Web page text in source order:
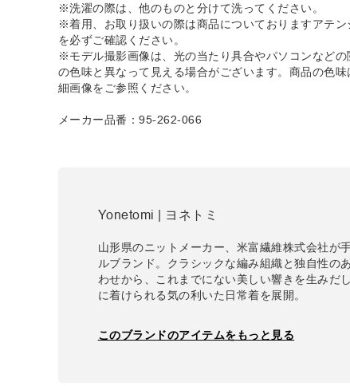
※洗濯の際は、他のものと分けて洗ってください。
※着用、お取り扱いの際は商品についておりますアテン
を必ずご確認ください。
※モデル撮影画像は、光の当たり具合やパソコンなどの
の色味と異なって見える場合がございます。商品の色
細画像をご参照ください。
メーカー品番：95-262-066
Yonetomi | ヨネトミ
山形県のニットメーカー、米富繊維株式会社が
ルブランド。クラシックな編み組織と独自性の
わせから、これまでにない美しい響きを生みだ
に着けられる気の利いた日常着を展開。
このブランドのアイテムをもっと見る